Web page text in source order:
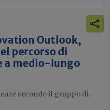
Outlook,
percorso di
a medio-lungo
secondo il gruppo di